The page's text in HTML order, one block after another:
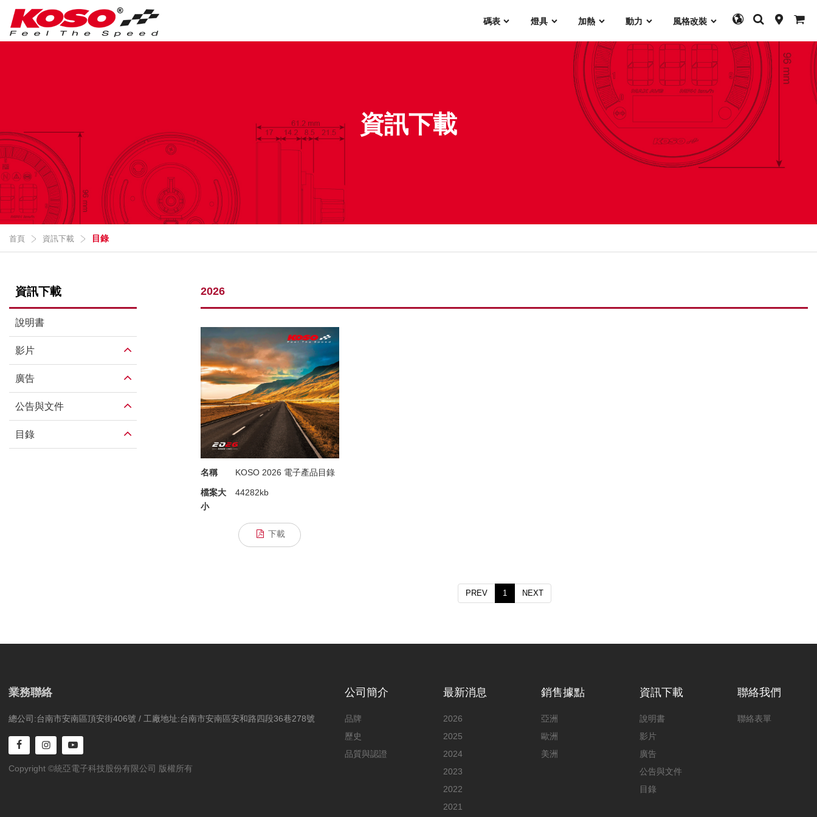
碼表 燈具 加熱 動力 風格改裝
資訊下載
首頁 資訊下載 目錄
資訊下載
說明書
影片
廣告
公告與文件
目錄
2026
名稱 KOSO 2026 電子產品目錄
檔案大
小
44282kb
下載
PREV 1 NEXT
業務聯絡
總公司:台南市安南區頂安街406號 / 工廠地址:台南市安南區安和路四段36巷278號
Copyright ©統亞電子科技股份有限公司 版權所有
公司簡介
品牌
歷史
品質與認證
最新消息
2026
2025
2024
2023
2022
2021
銷售據點
亞洲
歐洲
美洲
資訊下載
說明書
影片
廣告
公告與文件
目錄
聯絡我們
聯絡表單